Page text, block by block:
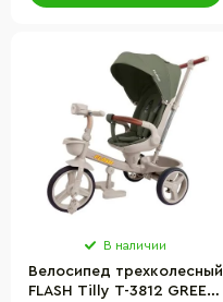
В наличии
Велосипед трехколесный
FLASH Tilly T-3812 GREEN,